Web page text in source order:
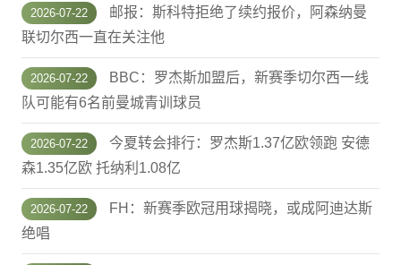
2026-07-22
邮报：斯科特拒绝了续约报价，阿森纳曼
联切尔西一直在关注他
2026-07-22
BBC：罗杰斯加盟后，新赛季切尔西一线
队可能有6名前曼城青训球员
2026-07-22
今夏转会排行：罗杰斯1.37亿欧领跑 安德
森1.35亿欧 托纳利1.08亿
2026-07-22
FH：新赛季欧冠用球揭晓，或成阿迪达斯
绝唱